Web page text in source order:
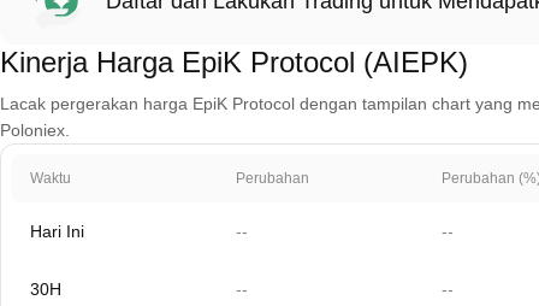
Kinerja Harga EpiK Protocol (AIEPK)
Lacak pergerakan harga EpiK Protocol dengan tampilan chart yang
Poloniex.
Waktu Perubahan Perubahan
Hari Ini -- --
30H -- --